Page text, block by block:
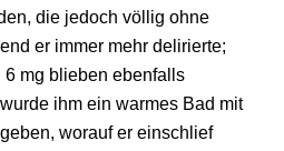
die jedoch völlig ohne
er immer mehr delirierte;
mg blieben ebenfalls
ihm ein warmes Bad mit
worauf er einschlief